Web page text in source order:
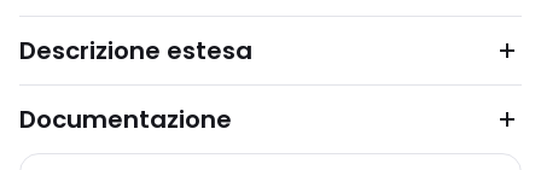
Descrizione estesa
Documentazione